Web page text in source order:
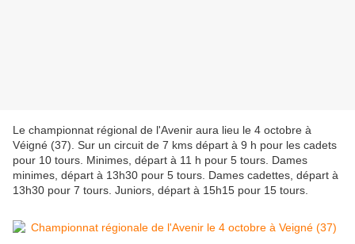
Le championnat régional de l'Avenir aura lieu le 4 octobre à
Véigné (37). Sur un circuit de 7 kms départ à 9 h pour les cadets
pour 10 tours. Minimes, départ à 11 h pour 5 tours. Dames
minimes, départ à 13h30 pour 5 tours. Dames cadettes, départ à
13h30 pour 7 tours. Juniors, départ à 15h15 pour 15 tours.